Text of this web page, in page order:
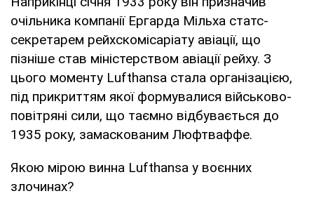
очільника компанії Ергарда Мільха статс-
секретарем рейхскомісаріату авіації, що
пізніше став міністерством авіації рейху. З
цього моменту Lufthansa стала організацією,
під прикриттям якої формувалися військово-
повітряні сили, що таємно відбувається до
1935 року, замаскованим Люфтваффе.
Якою мірою винна Lufthansa у воєнних
злочинах?